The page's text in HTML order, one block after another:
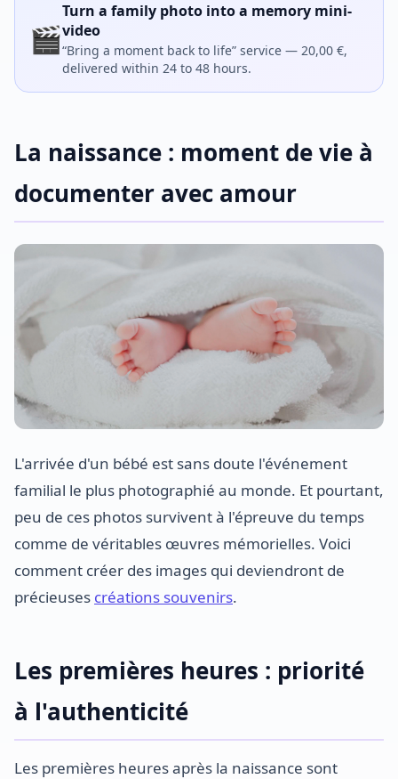
🎬
Turn a family photo into a memory mini-
video
“Bring a moment back to life” service — 20,00 €,
delivered within 24 to 48 hours.
La naissance : moment de vie à
documenter avec amour
L'arrivée d'un bébé est sans doute l'événement
familial le plus photographié au monde. Et pourtant,
peu de ces photos survivent à l'épreuve du temps
comme de véritables œuvres mémorielles. Voici
comment créer des images qui deviendront de
précieuses créations souvenirs.
Les premières heures : priorité
à l'authenticité
Les premières heures après la naissance sont